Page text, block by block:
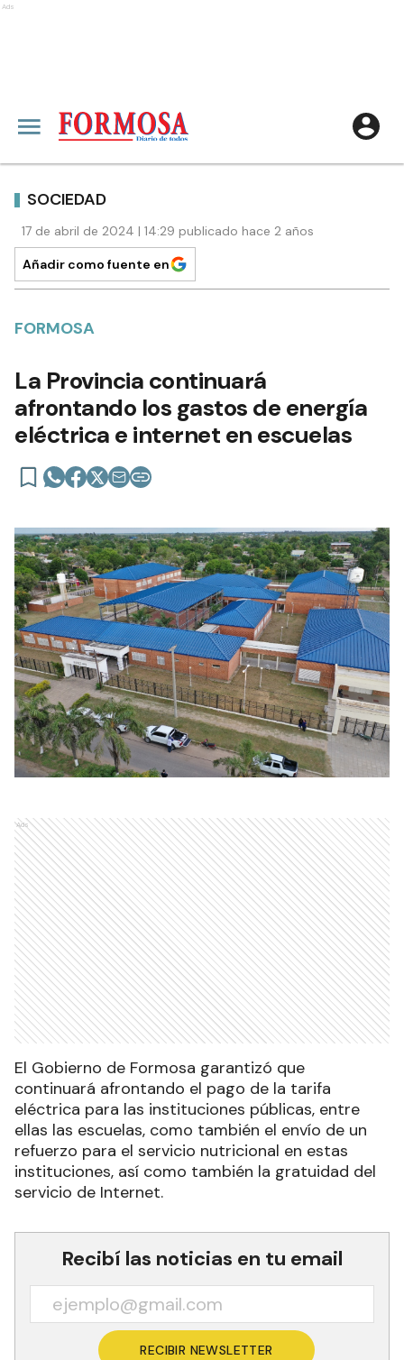
Ads
SOCIEDAD
17 de abril de 2024 | 14:29 publicado hace 2 años
Añadir como fuente en
FORMOSA
La Provincia continuará
afrontando los gastos de energía
eléctrica e internet en escuelas
Ads
El Gobierno de Formosa garantizó que
continuará afrontando el pago de la tarifa
eléctrica para las instituciones públicas, entre
ellas las escuelas, como también el envío de un
refuerzo para el servicio nutricional en estas
instituciones, así como también la gratuidad del
servicio de Internet.
Recibí las noticias en tu email
RECIBIR NEWSLETTER